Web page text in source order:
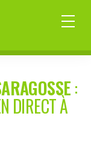
:
DIRECT À